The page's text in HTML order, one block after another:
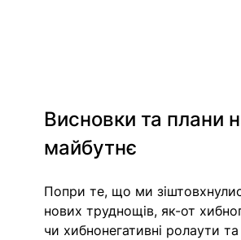
Висновки та плани
майбутнє
Попри те, що ми
нових труднощів, як-от
чи хибнонегативні ролаути